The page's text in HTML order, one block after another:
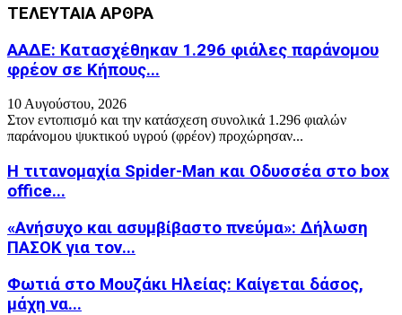
ΤΕΛΕΥΤΑΙΑ ΑΡΘΡΑ
ΑΑΔΕ: Κατασχέθηκαν 1.296 φιάλες παράνομου
φρέον σε Κήπους...
10 Αυγούστου, 2026
Στον εντοπισμό και την κατάσχεση συνολικά 1.296 φιαλών
παράνομου ψυκτικού υγρού (φρέον) προχώρησαν...
Η τιτανομαχία Spider-Man και Οδυσσέα στο box
office...
«Ανήσυχο και ασυμβίβαστο πνεύμα»: Δήλωση
ΠΑΣΟΚ για τον...
Φωτιά στο Μουζάκι Ηλείας: Καίγεται δάσος,
μάχη να...